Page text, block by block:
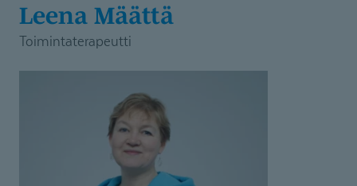
Leena Määttä
Toimintaterapeutti